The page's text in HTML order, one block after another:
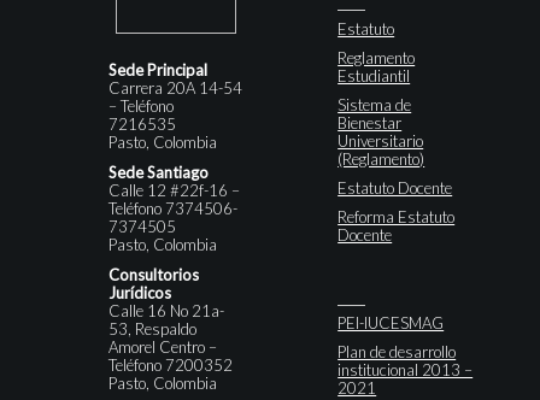
Sede Principal
Carrera 20A 14-54
– Teléfono
7216535
Pasto, Colombia
Sede Santiago
Calle 12 #22f-16 –
Teléfono 7374506-
7374505
Pasto, Colombia
Consultorios
Jurídicos
Calle 16 No 21a-
53, Respaldo
Amorel Centro –
Teléfono 7200352
Pasto, Colombia
Estatuto
Reglamento
Estudiantil
Sistema de
Bienestar
Universitario
(Reglamento)
Estatuto Docente
Reforma Estatuto
Docente
PEI-IUCESMAG
Plan de desarrollo
institucional 2013 –
2021